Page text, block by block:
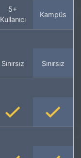
5+
Kullanıcı
Kampüs
Sınırsız Sınırsız